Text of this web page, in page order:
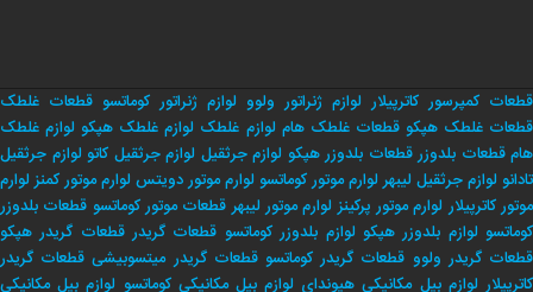
قطعات کمپرسور کاترپیلار لوازم ژنراتور ولوو لوازم ژنراتور کوماتسو قطعات غلطک
قطعات غلطک هپکو قطعات غلطک هام لوازم غلطک لوازم غلطک هپکو لوازم غلطک
هام قطعات بلدوزر قطعات بلدوزر هپکو لوازم جرثقیل لوازم جرثقیل کاتو لوازم جرثقیل
تادانو لوازم جرثقیل لیبهر لوارم موتور کوماتسو لوارم موتور دویتس لوارم موتور کمنز لوارم
موتور کاترپیلار لوارم موتور پرکینز لوارم موتور لیبهر قطعات موتور کوماتسو قطعات بلدوزر
کوماتسو لوازم بلدوزر هپکو لوازم بلدوزر کوماتسو قطعات گریدر قطعات گریدر هپکو
قطعات گریدر ولوو قطعات گریدر کوماتسو قطعات گریدر میتسوبیشی قطعات گریدر
کاترپیلار لوازم بیل مکانیکی هیوندای لوازم بیل مکانیکی کوماتسو لوازم بیل مکانیکی